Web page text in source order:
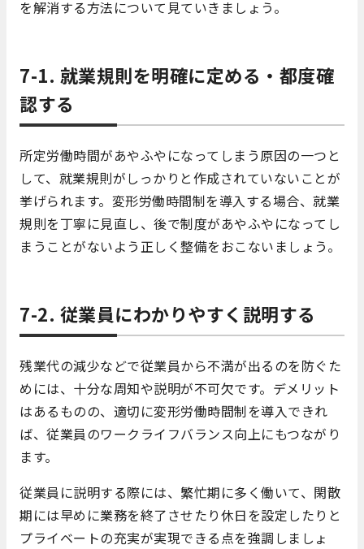
を解消する方法について見ていきましょう。
7-1. 就業規則を明確に定める・都度確
認する
所定労働時間があやふやになってしまう原因の一つと
して、就業規則がしっかりと作成されていないことが
挙げられます。変形労働時間制を導入する場合、就業
規則を丁寧に見直し、後で制度があやふやになってし
まうことがないよう正しく整備をおこないましょう。
7-2. 従業員にわかりやすく説明する
残業代の減少などで従業員から不満が出るのを防ぐた
めには、十分な周知や説明が不可欠です。デメリット
はあるものの、適切に変形労働時間制を導入できれ
ば、従業員のワークライフバランス向上にもつながり
ます。
従業員に説明する際には、繁忙期に多く働いて、閑散
期には早めに業務を終了させたり休日を設定したりと
プライベートの充実が実現できる点を強調しましょ